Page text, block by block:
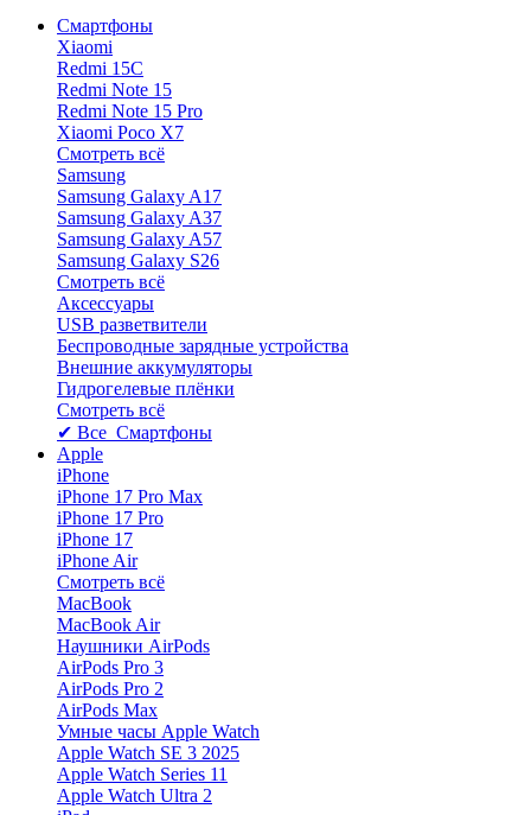
Смартфоны
Xiaomi
Redmi 15C
Redmi Note 15
Redmi Note 15 Pro
Xiaomi Poco X7
Смотреть всё
Samsung
Samsung Galaxy A17
Samsung Galaxy A37
Samsung Galaxy A57
Samsung Galaxy S26
Смотреть всё
Аксессуары
USB разветвители
Беспроводные зарядные устройства
Внешние аккумуляторы
Гидрогелевые плёнки
Смотреть всё
✔ Все Смартфоны
Apple
iPhone
iPhone 17 Pro Max
iPhone 17 Pro
iPhone 17
iPhone Air
Смотреть всё
MacBook
MacBook Air
Наушники AirPods
AirPods Pro 3
AirPods Pro 2
AirPods Max
Умные часы Apple Watch
Apple Watch SE 3 2025
Apple Watch Series 11
Apple Watch Ultra 2